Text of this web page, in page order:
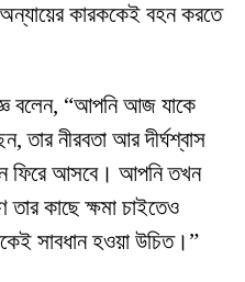
কারককেই বহন করতে
বলেন, “আপনি আজ যাকে
তার নীরবতা আর দীর্ঘশ্বাস
ফিরে আসবে। আপনি তখন
কাছে ক্ষমা চাইতেও
সাবধান হওয়া উচিত।”